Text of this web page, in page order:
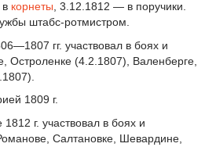
корнеты , 3.12.1812 — в поручики.
штабс-ротмистром.
гг. участвовал в боях и
Остроленке (4.2.1807), Валенберге,
1809 г.
г. участвовал в боях и
Салтановке, Шевардине,